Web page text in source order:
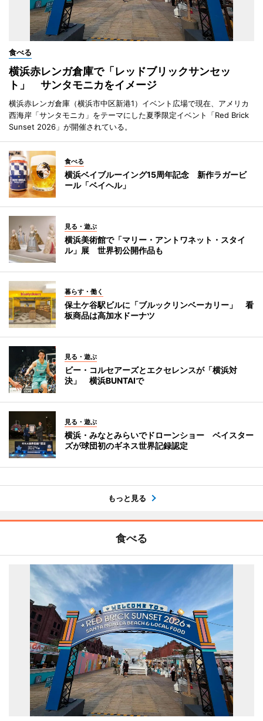
食べる
横浜赤レンガ倉庫で「レッドブリックサンセッ
ト」 サンタモニカをイメージ
横浜赤レンガ倉庫（横浜市中区新港1）イベント広場で現在、アメリカ
西海岸「サンタモニカ」をテーマにした夏季限定イベント「Red Brick
Sunset 2026」が開催されている。
食べる
横浜ベイブルーイング15周年記念 新作ラガービ
ール「ベイヘル」
見る・遊ぶ
横浜美術館で「マリー・アントワネット・スタイ
ル」展 世界初公開作品も
暮らす・働く
保土ケ谷駅ビルに「ブルックリンベーカリー」 看
板商品は高加水ドーナツ
見る・遊ぶ
ビー・コルセアーズとエクセレンスが「横浜対
決」 横浜BUNTAIで
見る・遊ぶ
横浜・みなとみらいでドローンショー ベイスター
ズが球団初のギネス世界記録認定
もっと見る
食べる